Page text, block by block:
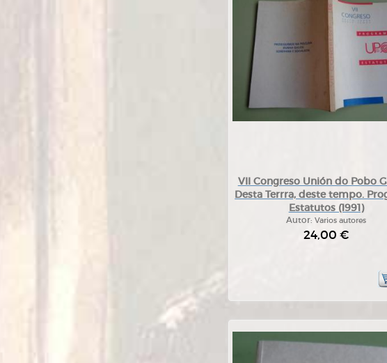
VII Congreso Unión do Pobo
Desta Terrra, deste tempo.
Estatutos (1991)
Autor:Varios autores
24,00 €